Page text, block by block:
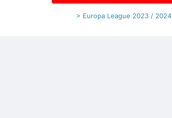
> Europa League 2023 / 2024